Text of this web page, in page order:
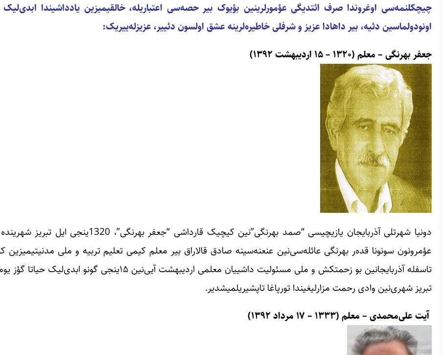
چیچکلنمه‌سی اوغروندا صرف ائتدیگی عؤمورلرینین بؤیوک بیر حصه‌سی اعتباریله، خالقیمیزین یادداشیندا ابدی‌لیک
اونودولماسین دئیه، بیر داهادا عزیز و شرفلی خاطیره‌لرینه عشق اولسون دئییر، عزیزله‌ییریک:
جعفر بهرنگی – معلم (۱۳۲۰ – ۱۵ اردیبهشت ۱۳۹۲)
دونیا شهرتلی آذربایجان یازیچیسی “صمد بهرنگی‌”نین کیچیک
عؤمرونون سونونا قده‌ر بهرنگی عائله‌سی‌نین عنعنه‌سینه صادق قالاراق بیر معلم کیمی تعلیم تربیه و ملی مدنیتیمیزین
تاسفله آذربایجانین بو زحمتکش و ملی مسئولیت داشییان معلمی اردیبهشت
تبریز شهری‌نین وادی رحمت مزارلیغیندا تورپاغا تاپشیریلمیشدیر.
آیت علی‌محمدی – معلم (۱۳۳۳ – ۱۷ مرداد ۱۳۹۲)